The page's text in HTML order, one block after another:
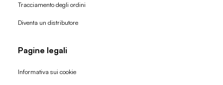
Tracciamento degli ordini
Diventa un distributore
Pagine legali
Informativa sui cookie